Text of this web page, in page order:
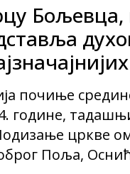
Бољевца,
почиње
године,
цркве
Поља,